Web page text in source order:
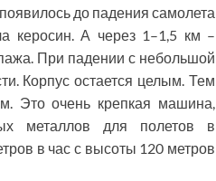
до падения самолета
керосин. А через 1–1,5 км –
При падении с небольшой
Корпус остается целым. Тем
Это очень крепкая машина,
металлов для полетов в
в час с высоты 120 метров